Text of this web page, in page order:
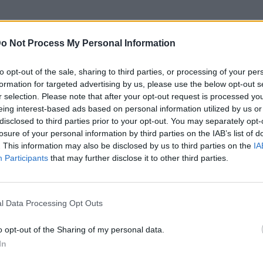
Not Process My Personal Information
opt-out of the sale, sharing to third parties, or processing of your
for targeted advertising by us, please use the below opt-out
selection. Please note that after your opt-out request is processed
interest-based ads based on personal information utilized by us
to third parties prior to your opt-out. You may separately
of your personal information by third parties on the IAB’s list of
This information may also be disclosed by us to third parties on the
Participants that may further disclose it to other third parties.
Data Processing Opt Outs
opt-out of the Sharing of my personal data.
απεχθάνονται τη Ρωσία» εδώ και χρόνια,
οι άνθρωποι είδαν ότι οι Ουκρανοί
τους ώθησε να πολεμήσουν», πρόσθεσε.
να πολεμήσουν», ο Κουλέμπα επανέλαβε ότι
«πολιτική, οικονομική και στρατιωτική
«για την αντιαεροπορική άμυνά της».
ανακοίνωσε στα τέλη Φεβρουαρίου
μαχητών που θα βοηθήσουν στην άμυνα
να απευθυνθούν στις πρεσβείες της
της να ενταχθούν σε αυτή τη
της Βρετανίας Λιζ Τρας. Ωστόσο ο αρχηγός